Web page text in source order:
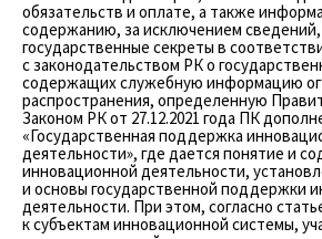
обязательств и оплате, а также
содержанию, за исключением
государственные секреты в
с законодательством РК о
содержащих служебную информацию
распространения, определенную
Законом РК от 27.12.2021 года ПК
«Государственная поддержка
деятельности», где дается понятие и
инновационной деятельности,
и основы государственной поддержки
деятельности. При этом, согласно
к субъектам инновационной системы,